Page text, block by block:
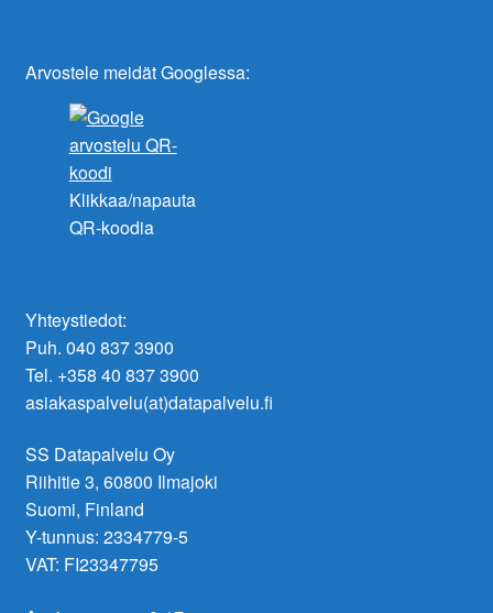
Arvostele meidät Googlessa:
Klikkaa/napauta
QR-koodia
Yhteystiedot:
Puh. 040 837 3900
Tel. +358 40 837 3900
asiakaspalvelu(at)datapalvelu.fi
SS Datapalvelu Oy
Riihitie 3, 60800 Ilmajoki
Suomi, Finland
Y-tunnus: 2334779-5
VAT: FI23347795